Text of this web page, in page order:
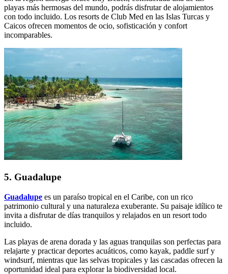
playas más hermosas del mundo, podrás disfrutar de alojamientos
con todo incluido. Los resorts de Club Med en las Islas Turcas y
Caicos ofrecen momentos de ocio, sofisticación y confort
incomparables.
5. Guadalupe
Guadalupe es un paraíso tropical en el Caribe, con un rico
patrimonio cultural y una naturaleza exuberante. Su paisaje idílico te
invita a disfrutar de días tranquilos y relajados en un resort todo
incluido.
Las playas de arena dorada y las aguas tranquilas son perfectas para
relajarte y practicar deportes acuáticos, como kayak, paddle surf y
windsurf, mientras que las selvas tropicales y las cascadas ofrecen la
oportunidad ideal para explorar la biodiversidad local.